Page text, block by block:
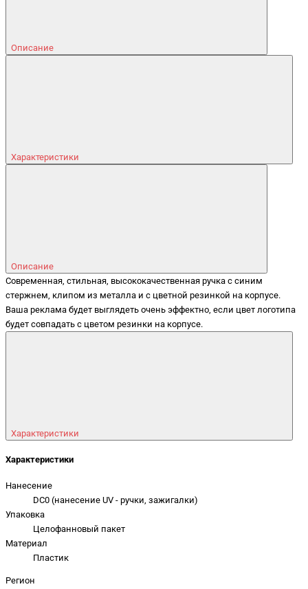
Описание
Характеристики
Описание
Coвременная, стильная, высококачественная ручка с синим
стержнем, клипом из металла и с цветной резинкой на корпусе.
Ваша реклама будет выглядеть очень эффектно, если цвет логотипа
будет совпадать с цветом резинки на корпусе.
Характеристики
Характеристики
Нанесение
DC0 (нанесение UV - ручки, зажигалки)
Упаковка
Целофанновый пакет
Материал
Пластик
Регион